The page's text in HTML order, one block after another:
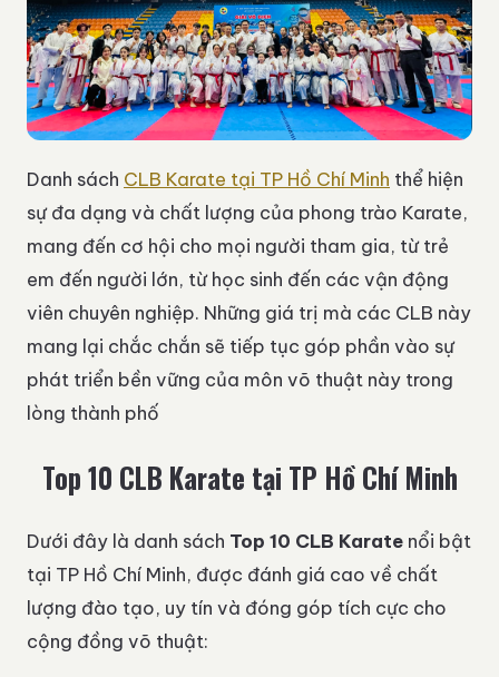
Danh sách CLB Karate tại TP Hồ Chí Minh thể hiện
sự đa dạng và chất lượng của phong trào Karate,
mang đến cơ hội cho mọi người tham gia, từ trẻ
em đến người lớn, từ học sinh đến các vận động
viên chuyên nghiệp. Những giá trị mà các CLB này
mang lại chắc chắn sẽ tiếp tục góp phần vào sự
phát triển bền vững của môn võ thuật này trong
lòng thành phố
Top 10 CLB Karate tại TP Hồ Chí Minh
Dưới đây là danh sách Top 10 CLB Karate nổi bật
tại TP Hồ Chí Minh, được đánh giá cao về chất
lượng đào tạo, uy tín và đóng góp tích cực cho
cộng đồng võ thuật: